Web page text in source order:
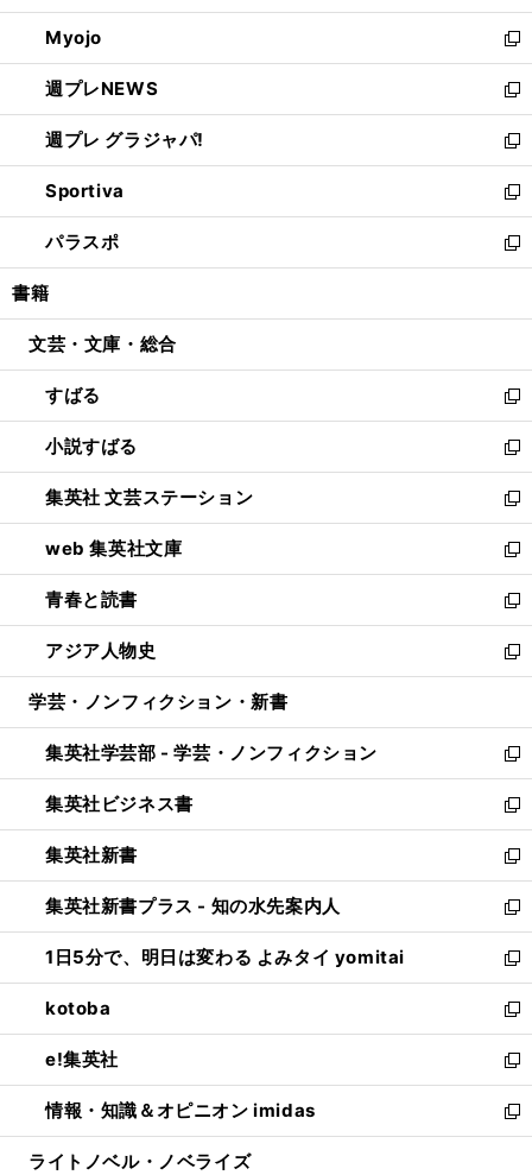
開
く
ウ
で
開
く
ン
ド
ウ
で
開
く
ウ
ィ
ン
ド
ウ
で
開
く
Myojo
新
し
い
ウ
ィ
ン
ド
ウ
で
開
週プレNEWS
新
し
い
ウ
ィ
ン
ド
ウ
開
週プレ グラジャパ!
新
し
い
ウ
ィ
ン
ウ
開
く
Sportiva
新
し
い
ウ
ン
ウ
で
開
く
パラスポ
新
し
ウ
ン
ド
ウ
で
開
く
書籍
文芸・文庫・総合
すばる
新
し
い
ウ
ィ
ン
ド
ウ
で
開
く
小説すばる
新
し
い
ウ
ィ
ン
ド
ウ
で
開
集英社 文芸ステーション
新
し
い
ウ
ィ
ン
ド
ウ
開
く
web 集英社文庫
新
し
い
ウ
ィ
ン
ウ
で
開
く
青春と読書
新
し
い
ウ
ン
ド
ウ
で
開
く
アジア人物史
新
し
ウ
ィ
ン
ド
ウ
で
開
く
学芸・ノンフィクション・新書
集英社学芸部 - 学芸・ノンフィクション
新
し
い
ウ
ィ
ン
ド
ウ
で
開
く
集英社ビジネス書
新
し
い
ウ
ィ
ン
ド
ウ
で
開
く
集英社新書
新
し
い
ウ
ィ
ン
ド
ウ
で
開
く
集英社新書プラス - 知の水先案内人
新
し
い
ウ
ィ
ン
ド
ウ
で
開
1日5分で、明日は変わる よみタイ yomitai
新
し
い
ウ
ィ
ン
ド
ウ
kotoba
新
し
い
ウ
ィ
ン
e!集英社
新
し
い
ウ
情報・知識＆オピニオン imidas
新
し
ライトノベル・ノベライズ